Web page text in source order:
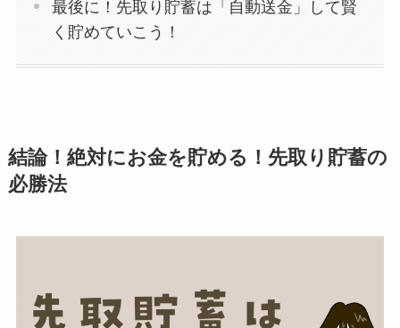
最後に！先取り貯蓄は「自動送金」して賢
く貯めていこう！
結論！絶対にお金を貯める！先取り貯蓄の
必勝法